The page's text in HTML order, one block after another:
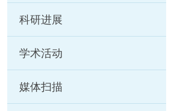
科研进展
学术活动
媒体扫描